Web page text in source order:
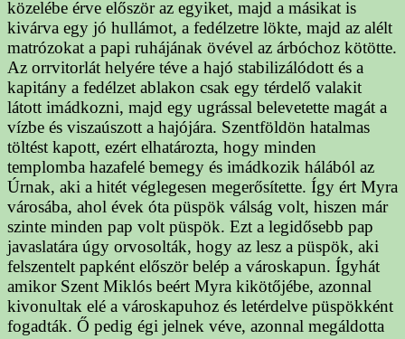
közelébe érve először az egyiket, majd a másikat is
kivárva egy jó hullámot, a fedélzetre lökte, majd az alélt
matrózokat a papi ruhájának övével az árbóchoz kötötte.
Az orrvitorlát helyére téve a hajó stabilizálódott és a
kapitány a fedélzet ablakon csak egy térdelő valakit
látott imádkozni, majd egy ugrással belevetette magát a
vízbe és viszaúszott a hajójára. Szentföldön hatalmas
töltést kapott, ezért elhatározta, hogy minden
templomba hazafelé bemegy és imádkozik hálából az
Úrnak, aki a hitét véglegesen megerősítette. Így ért Myra
városába, ahol évek óta püspök válság volt, hiszen már
szinte minden pap volt püspök. Ezt a legidősebb pap
javaslatára úgy orvosolták, hogy az lesz a püspök, aki
felszentelt papként először belép a városkapun. Ígyhát
amikor Szent Miklós beért Myra kikötőjébe, azonnal
kivonultak elé a városkapuhoz és letérdelve püspökként
fogadták. Ő pedig égi jelnek véve, azonnal megáldotta